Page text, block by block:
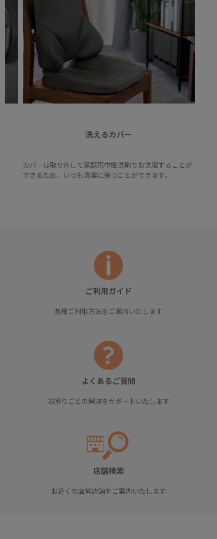
ご利用ガイド
各種ご利用方法をご案内いたします
よくあるご質問
お困りごとの解決をサポートいたします
店舗検索
お近くの直営店舗をご案内いたします
洗えるカバー
カバーは取り外して家庭用中性洗剤でお洗濯することが
できるため、いつも清潔に保つことができます。